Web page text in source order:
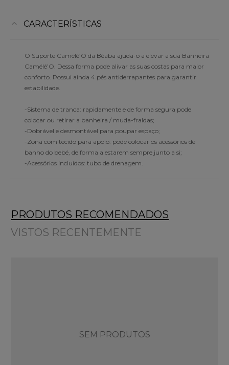
CARACTERÍSTICAS
O Suporte Camélé’O da Béaba ajuda-o a elevar a sua Banheira
Camélé’O. Dessa forma pode alivar as suas costas para maior
conforto. Possui ainda 4 pés antiderrapantes para garantir
estabilidade.
-Sistema de tranca: rapidamente e de forma segura pode
colocar ou retirar a banheira / muda-fraldas;
-Dobrável e desmontável para poupar espaço;
-Zona com tecido para apoio: pode colocar os acessórios de
banho do bebé, de forma a estarem sempre junto a si;
-Acessórios incluídos: tubo de drenagem.
PRODUTOS RECOMENDADOS
VISTOS RECENTEMENTE
SEM PRODUTOS